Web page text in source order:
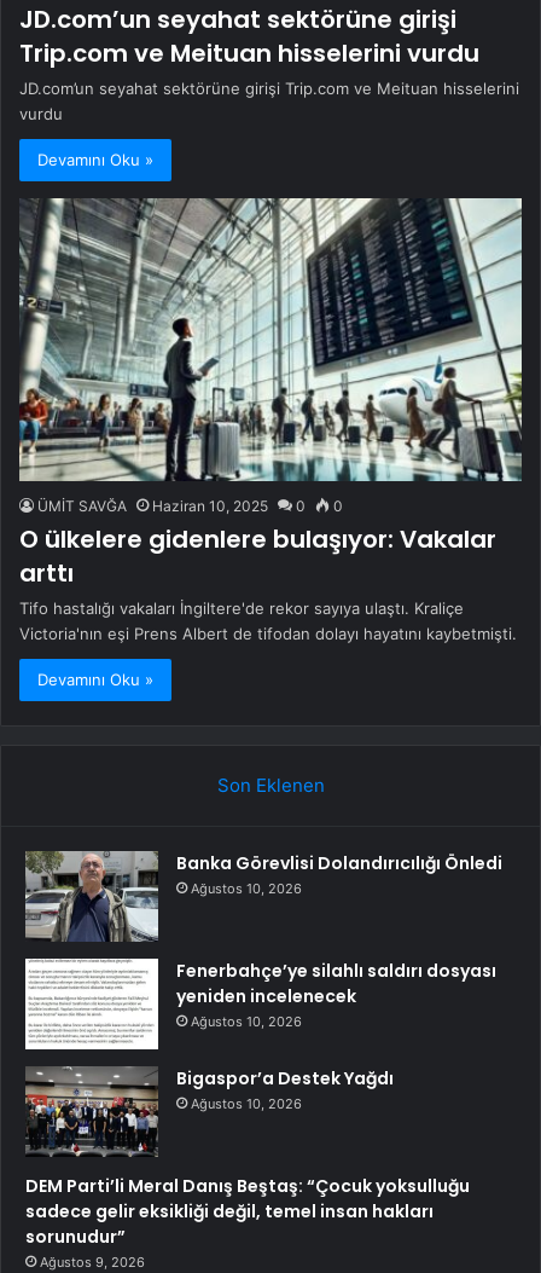
JD.com’un seyahat sektörüne girişi
Trip.com ve Meituan hisselerini vurdu
JD.com’un seyahat sektörüne girişi Trip.com ve Meituan hisselerini
vurdu
Devamını Oku »
ÜMİT SAVĞA Haziran 10, 2025 0 0
O ülkelere gidenlere bulaşıyor: Vakalar
arttı
Tifo hastalığı vakaları İngiltere'de rekor sayıya ulaştı. Kraliçe
Victoria'nın eşi Prens Albert de tifodan dolayı hayatını kaybetmişti.
Devamını Oku »
Son Eklenen
Banka Görevlisi Dolandırıcılığı Önledi
Ağustos 10, 2026
Fenerbahçe’ye silahlı saldırı dosyası
yeniden incelenecek
Ağustos 10, 2026
Bigaspor’a Destek Yağdı
Ağustos 10, 2026
DEM Parti’li Meral Danış Beştaş: “Çocuk yoksulluğu
sadece gelir eksikliği değil, temel insan hakları
sorunudur”
Ağustos 9, 2026